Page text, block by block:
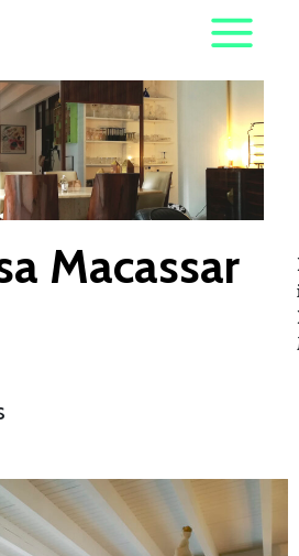
Macassar